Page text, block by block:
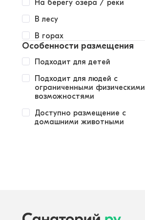
На берегу озера / реки
В лесу
В горах
Особенности размещения
Подходит для детей
Подходит для людей с
ограниченными физическими
возможностями
Доступно размещение с
домашними животными